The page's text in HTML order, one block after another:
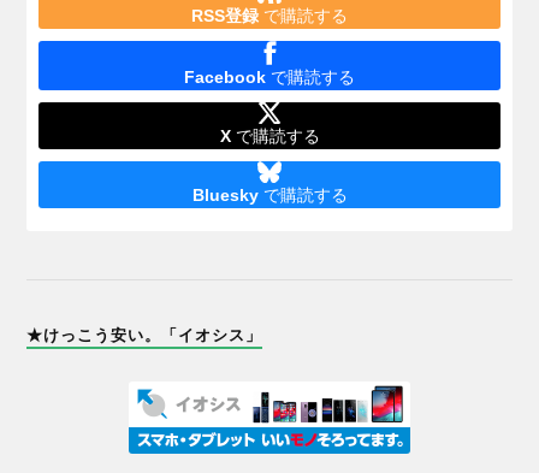
RSS登録 で購読する
Facebook で購読する
Xで購読する
Blueskyで購読する
★けっこう安い。「イオシス」